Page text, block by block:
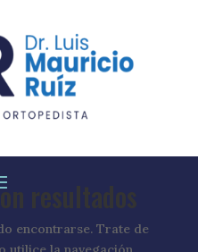
resultados
encontrarse. Trate de